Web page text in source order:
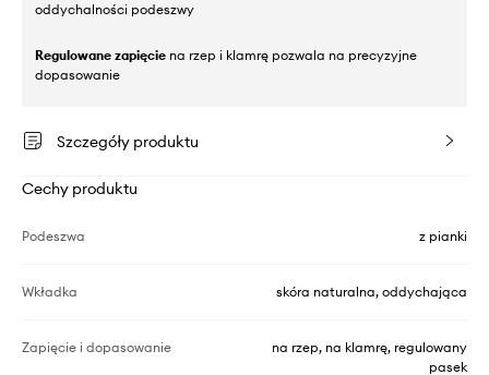
oddychalności podeszwy
Regulowane zapięcie na rzep i klamrę pozwala na precyzyjne
dopasowanie
Szczegóły produktu
Cechy produktu
Podeszwa z pianki
Wkładka skóra naturalna, oddychająca
Zapięcie i dopasowanie
na rzep, na klamrę, regulowany
pasek